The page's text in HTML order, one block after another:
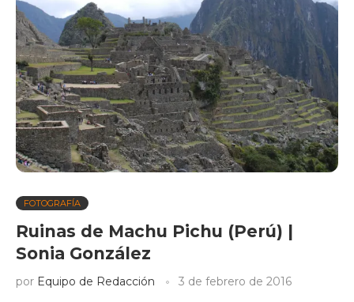
FOTOGRAFÍA
Ruinas de Machu Pichu (Perú) |
Sonia González
por Equipo de Redacción 3 de febrero de 2016